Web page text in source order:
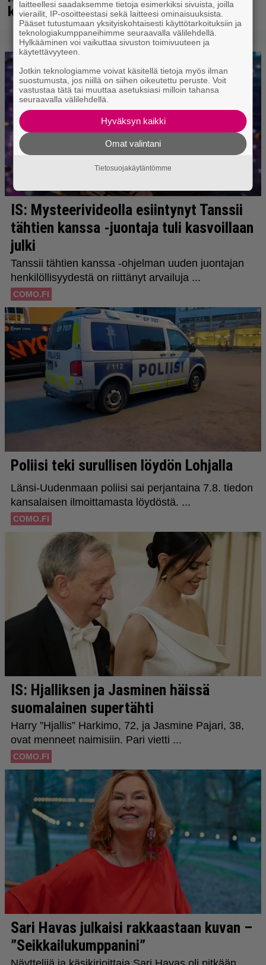
kuussa dokumentti
laitteellesi saadaksemme tietoja esimerkiksi sivuista, joilla
vierailit, IP-osoitteestasi sekä laitteesi ominaisuuksista.
Pääset tutustumaan yksityiskohtaisesti käyttötarkoituksiin ja
teknologiakumppaneihimme seuraavalla välilehdellä.
Hylkääminen voi vaikuttaa sivuston toimivuuteen ja
käytettävyyteen.
Jotkin teknologiamme voivat käsitellä tietoja myös ilman
suostumusta, jos niillä on siihen oikeutettu peruste. Voit
vastustaa tätä tai muuttaa asetuksiasi milloin tahansa
seuraavalla välilehdellä.
Hyväksyn kaikki
Omat valintani
Tietosuojakäytäntömme